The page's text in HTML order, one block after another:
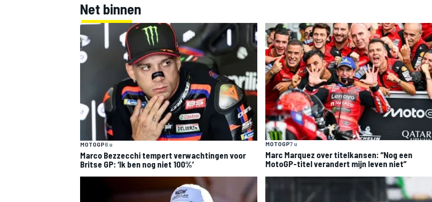
WEC DTM
Net binnen
MOTOGP6 u
Marco Bezzecchi tempert verwachtingen voor
Britse GP: ‘Ik ben nog niet 100%’
MOTOGP7 u
Marc Marquez over titelkansen: “Nog een
MotoGP-titel verandert mijn leven niet”